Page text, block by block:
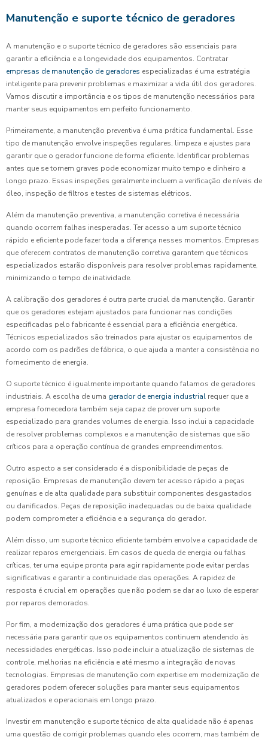
Manutenção e suporte técnico de geradores
A manutenção e o suporte técnico de geradores são essenciais para
garantir a eficiência e a longevidade dos equipamentos. Contratar
empresas de manutenção de geradores especializadas é uma estratégia
inteligente para prevenir problemas e maximizar a vida útil dos geradores.
Vamos discutir a importância e os tipos de manutenção necessários para
manter seus equipamentos em perfeito funcionamento.
Primeiramente, a manutenção preventiva é uma prática fundamental. Esse
tipo de manutenção envolve inspeções regulares, limpeza e ajustes para
garantir que o gerador funcione de forma eficiente. Identificar problemas
antes que se tornem graves pode economizar muito tempo e dinheiro a
longo prazo. Essas inspeções geralmente incluem a verificação de níveis de
óleo, inspeção de filtros e testes de sistemas elétricos.
Além da manutenção preventiva, a manutenção corretiva é necessária
quando ocorrem falhas inesperadas. Ter acesso a um suporte técnico
rápido e eficiente pode fazer toda a diferença nesses momentos. Empresas
que oferecem contratos de manutenção corretiva garantem que técnicos
especializados estarão disponíveis para resolver problemas rapidamente,
minimizando o tempo de inatividade.
A calibração dos geradores é outra parte crucial da manutenção. Garantir
que os geradores estejam ajustados para funcionar nas condições
especificadas pelo fabricante é essencial para a eficiência energética.
Técnicos especializados são treinados para ajustar os equipamentos de
acordo com os padrões de fábrica, o que ajuda a manter a consistência no
fornecimento de energia.
O suporte técnico é igualmente importante quando falamos de geradores
industriais. A escolha de uma gerador de energia industrial requer que a
empresa fornecedora também seja capaz de prover um suporte
especializado para grandes volumes de energia. Isso inclui a capacidade
de resolver problemas complexos e a manutenção de sistemas que são
críticos para a operação contínua de grandes empreendimentos.
Outro aspecto a ser considerado é a disponibilidade de peças de
reposição. Empresas de manutenção devem ter acesso rápido a peças
genuínas e de alta qualidade para substituir componentes desgastados
ou danificados. Peças de reposição inadequadas ou de baixa qualidade
podem comprometer a eficiência e a segurança do gerador.
Além disso, um suporte técnico eficiente também envolve a capacidade de
realizar reparos emergenciais. Em casos de queda de energia ou falhas
críticas, ter uma equipe pronta para agir rapidamente pode evitar perdas
significativas e garantir a continuidade das operações. A rapidez de
resposta é crucial em operações que não podem se dar ao luxo de esperar
por reparos demorados.
Por fim, a modernização dos geradores é uma prática que pode ser
necessária para garantir que os equipamentos continuem atendendo às
necessidades energéticas. Isso pode incluir a atualização de sistemas de
controle, melhorias na eficiência e até mesmo a integração de novas
tecnologias. Empresas de manutenção com expertise em modernização de
geradores podem oferecer soluções para manter seus equipamentos
atualizados e operacionais em longo prazo.
Investir em manutenção e suporte técnico de alta qualidade não é apenas
uma questão de corrigir problemas quando eles ocorrem, mas também de